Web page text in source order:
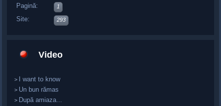
Pagină: 1
Site: 293
Video
> I want to know
> Un bun rămas
> După amiaza...